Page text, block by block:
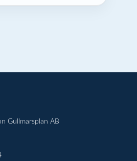
Gullmarsplan AB